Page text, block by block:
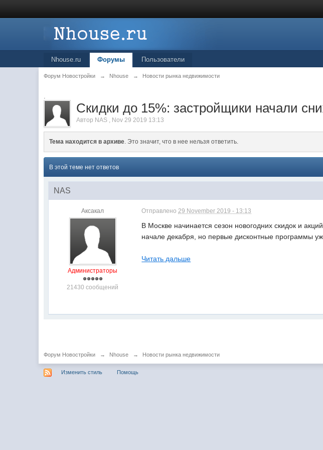
Nhouse.ru Форумы Пользователи
Форум Новостройки → Nhouse → Новости рынка недвижимости
.
Скидки до 15%: застройщики начали
Автор NAS , Nov 29 2019 13:13
Тема находится в архиве. Это значит, что в нее нельзя ответить.
В этой теме нет ответов
NAS
Аксакал
Администраторы
21430 сообщений
Отправлено29 November 2019 - 13:13
В Москве начинается сезон новогодних скидок и
начале декабря, но первые дисконтные программы
Читать дальше
Форум Новостройки → Nhouse → Новости рынка недвижимости
Изменить стиль Помощь